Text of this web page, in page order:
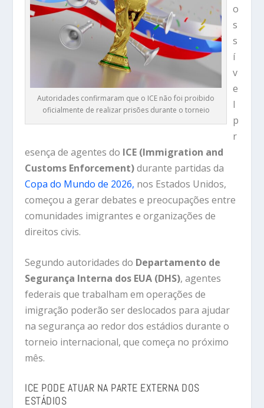
Autoridades confirmaram que o ICE não foi proibido
oficialmente de realizar prisões durante o torneio
o
s
s
í
v
e
l
p
r
esença de agentes do ICE (Immigration and
Customs Enforcement)durante partidas da
Copa do Mundo de 2026, nos Estados Unidos,
começou a gerar debates e preocupações entre
comunidades imigrantes e organizações de
direitos civis.
Segundo autoridades do Departamento de
Segurança Interna dos EUA (DHS), agentes
federais que trabalham em operações de
imigração poderão ser deslocados para ajudar
na segurança ao redor dos estádios durante o
torneio internacional, que começa no próximo
mês.
ICE PODE ATUAR NA PARTE EXTERNA DOS
ESTÁDIOS